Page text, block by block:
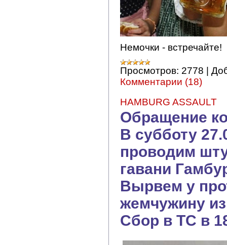
Немочки - встречайте!
Просмотров: 2778
Комментарии (18)
HAMBURG ASSAULT
Обращение
В субботу
проводим
гавани
Вырвем у
жемчужину
Сбор в ТС в